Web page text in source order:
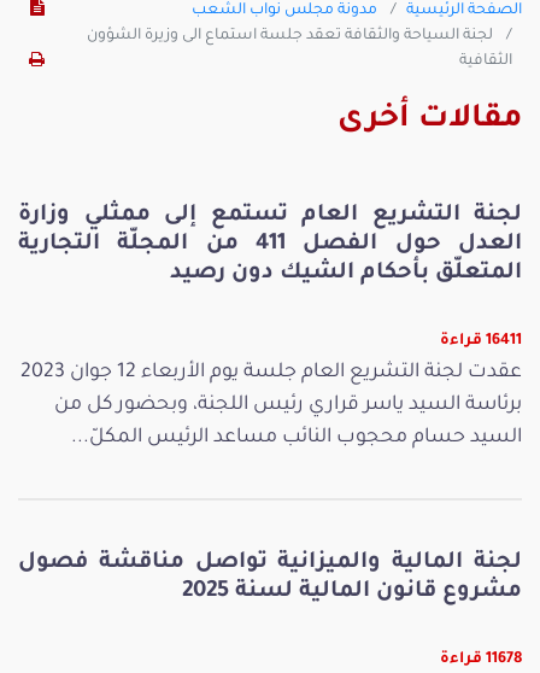
الصفحة الرئيسية
مدونة مجلس نواب الشعب
لجنة السياحة والثقافة تعقد جلسة استماع الى وزيرة الشؤون
الثقافية
مقالات أخرى
لجنة التشريع العام تستمع إلى ممثلي وزارة
العدل حول الفصل 411 من المجلّة التجارية
المتعلّق بأحكام الشيك دون رصيد
16411 قراءة
عقدت لجنة التشريع العام جلسة يوم الأربعاء 12 جوان 2023
برئاسة السيد ياسر قراري رئيس اللجنة، وبحضور كل من
السيد حسام محجوب النائب مساعد الرئيس المكلّ...
لجنة المالية والميزانية تواصل مناقشة فصول
مشروع قانون المالية لسنة 2025
11678 قراءة